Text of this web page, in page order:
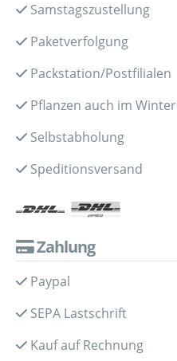
Samstagszustellung
Paketverfolgung
Packstation/Postfilialen
Pflanzen auch im Winter
Selbstabholung
Speditionsversand
Zahlung
Paypal
SEPA Lastschrift
Kauf auf Rechnung